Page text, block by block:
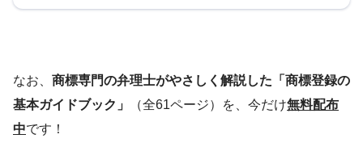
なお、 商標専門の弁理士がやさしく解説した「商標登録の
基本ガイドブック」
（全61ページ）を、今だけ無料配布
中です！